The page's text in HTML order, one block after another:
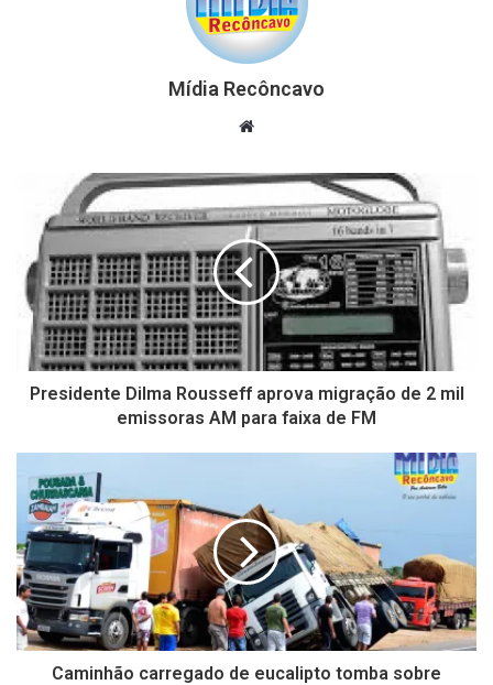
Mídia Recôncavo
Website
Presidente Dilma Rousseff aprova migração de 2 mil
emissoras AM para faixa de FM
Caminhão carregado de eucalipto tomba sobre